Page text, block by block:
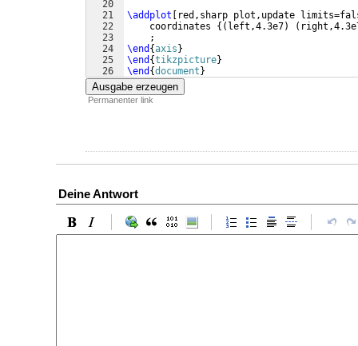
20
21
22
23
24
25
26
\addplot
red,sharp plot,update
    coordinates
{( left,4.3e7) (
    ;
\end {axis }
\end {tikzpicture}
\end {document }
Ausgabe erzeugen
Permanenter link
Deine Antwort